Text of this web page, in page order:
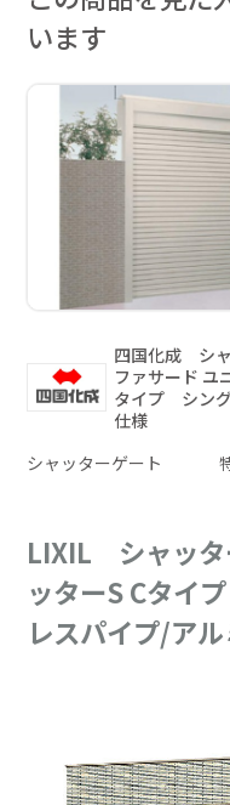
います
四国化成 シ
ファサード ユ
タイプ シン
仕様
シャッターゲート
LIXIL シャッ
ッターS Cタイ
レスパイプ/アル